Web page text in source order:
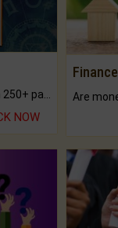
NOW
Finance